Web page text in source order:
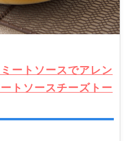
ートソースでアレン
トソースチーズトー